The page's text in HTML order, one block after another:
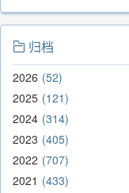
归档
2026 52
2025 121
2024 314
2023 405
2022 707
2021
433